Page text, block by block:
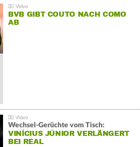
BVB GIBT COUTO NACH COMO
AB
Wechsel-Gerüchte vom Tisch:
VINÍCIUS JÚNIOR VERLÄNGERT
BEI REAL